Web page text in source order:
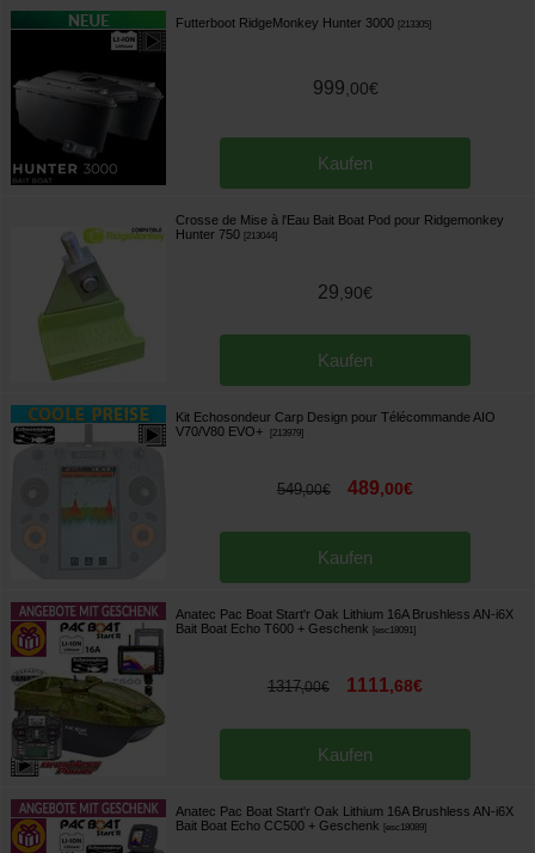
Futterboot RidgeMonkey Hunter 3000 213305]
999 00€
Kaufen
Crosse de Mise à l'Eau Bait Boat Pod pour Ridgemonkey
Hunter 750
213044]
29 90€
Kaufen
Kit Echosondeur Carp Design pour Télécommande AIO
V70/V80 EVO+
213979]
549,00€ 489,00€
Kaufen
Anatec Pac Boat Start'r Oak Lithium 16A Brushless AN-i6X
Bait Boat Echo T600 + Geschenk [esc18091]
1317,00€ 1111,68€
Kaufen
Anatec Pac Boat Start'r Oak Lithium 16A Brushless AN-i6X
Bait Boat Echo CC500 + Geschenk [esc18089]